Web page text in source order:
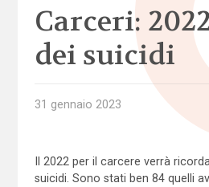
Carceri:
dei suicidi
31 gennaio 2023
Il 2022 per il carcere verrà
suicidi. Sono stati ben 84 quelli